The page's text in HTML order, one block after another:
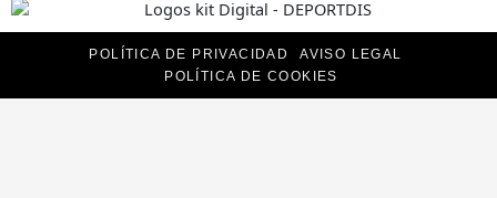
POLÍTICA DE PRIVACIDAD
AVISO LEGAL
POLÍTICA DE COOKIES